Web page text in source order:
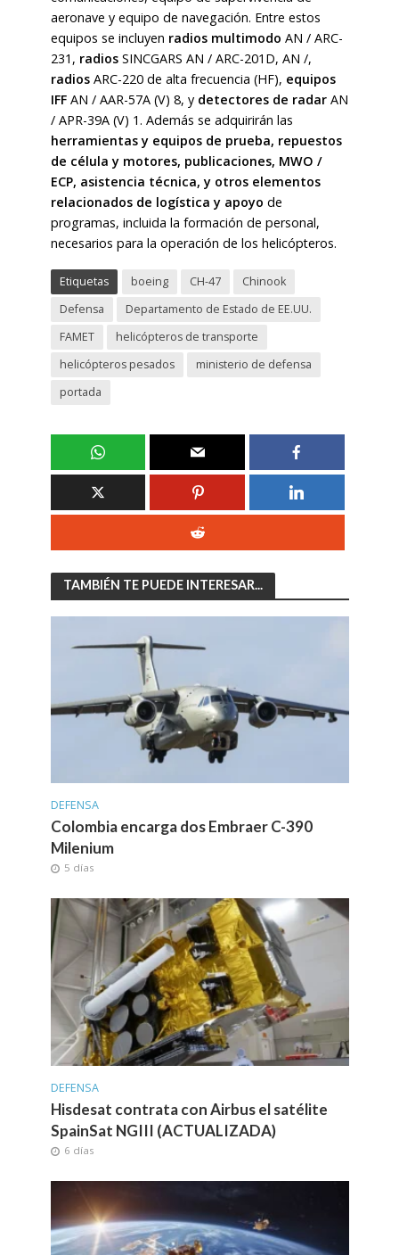
aeronave y equipo de navegación. Entre estos
equipos se incluyen radios multimodo AN / ARC-
231, radiosSINCGARS AN / ARC-201D, AN /,
radiosARC-220 de alta frecuencia (HF), equipos
IFFAN / AAR-57A (V) 8, y detectores de radarAN
/ APR-39A (V) 1. Además se adquirirán las
herramientas y equipos de prueba, repuestos
de célula y motores, publicaciones, MWO /
ECP, asistencia técnica,y otros elementos
relacionados de logística y apoyo de
programas, incluida la formación de personal,
necesarios para la operación de los helicópteros.
Etiquetas boeing CH-47
Chinook
Defensa
Departamento de Estado de EE.UU.
FAMET
helicópteros de transporte
helicópteros pesados
ministerio de defensa
portada
TAMBIÉN TE PUEDE INTERESAR...
DEFENSA
Colombia encarga dos Embraer C-390
Milenium
5 días
DEFENSA
Hisdesat contrata con Airbus el satélite
SpainSat NGIII (ACTUALIZADA)
6 días